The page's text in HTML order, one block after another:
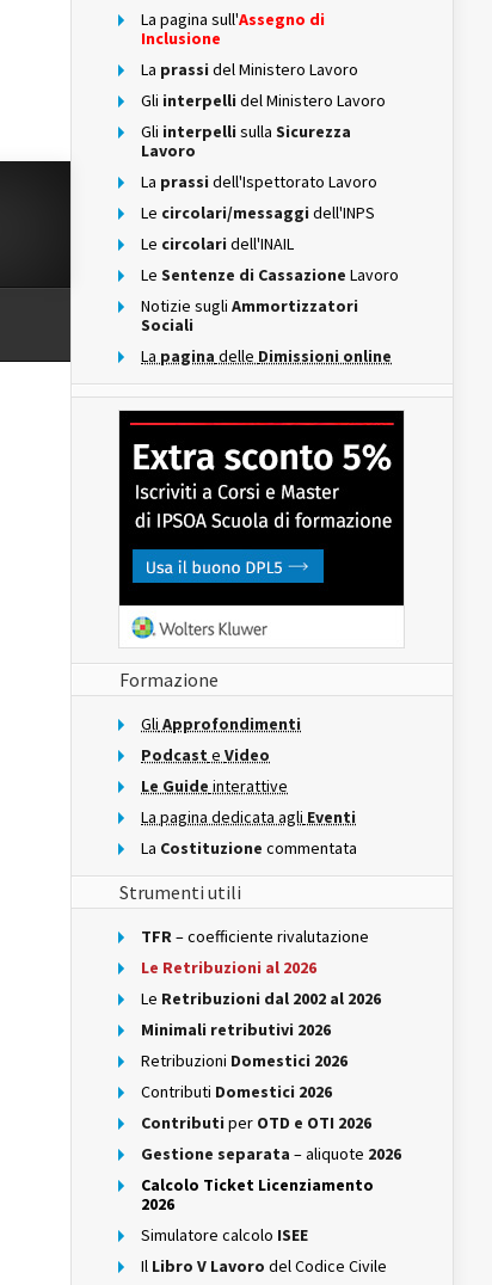
La pagina sull'Assegno di
Inclusione
La prassi del Ministero Lavoro
Gli interpelli del Ministero Lavoro
Gli interpelli sulla Sicurezza
Lavoro
La prassi dell'Ispettorato Lavoro
Le circolari/messaggi dell'INPS
Le circolari dell'INAIL
Le Sentenze di Cassazione Lavoro
Notizie sugli Ammortizzatori
Sociali
La pagina delle Dimissioni online
Formazione
Gli Approfondimenti
Podcast e Video
Le Guide interattive
La pagina dedicata agli Eventi
La Costituzione commentata
Strumenti utili
TFR– coefficiente rivalutazione
Le Retribuzioni al 2026
Le Retribuzioni dal 2002 al 2026
Minimali retributivi 2026
Retribuzioni Domestici 2026
Contributi Domestici 2026
Contributi per OTD e OTI 2026
Gestione separata – aliquote 2026
Calcolo Ticket Licenziamento
2026
Simulatore calcolo ISEE
Il Libro V Lavoro del Codice Civile